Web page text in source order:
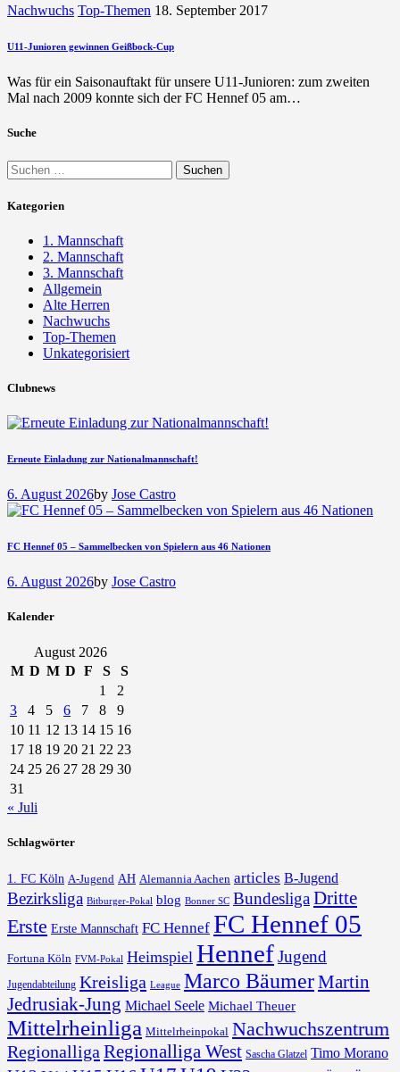
Nachwuchs Top-Themen 18. September 2017
U11-Junioren gewinnen Geißbock-Cup
Was für ein Saisonauftakt für unsere U11-Junioren: zum zweiten
Mal nach 2009 konnte sich der FC Hennef 05 am…
Suche
Suchen
nach:
Kategorien
1. Mannschaft
2. Mannschaft
3. Mannschaft
Allgemein
Alte Herren
Nachwuchs
Top-Themen
Unkategorisiert
Clubnews
Erneute Einladung zur Nationalmannschaft!
6. August 2026by Jose Castro
FC Hennef 05 – Sammelbecken von Spielern aus 46 Nationen
6. August 2026by Jose Castro
Kalender
August 2026
M D M D F S
S
1
2
3
4 5 6 7 8
9
10 11 12 13 14 15 16
17 18 19 20 21 22 23
24 25 26 27 28 29 30
31
« Juli
Schlagwörter
1. FC Köln A-Jugend AH Alemannia Aachen articles B-Jugend
Bezirksliga Bitburger-Pokal blog Bonner SC Bundesliga Dritte
Erste Erste Mannschaft FC Hennef FC Hennef 05
Fortuna Köln FVM-Pokal Heimspiel HennefJugend
Jugendabteilung Kreisliga League Marco BäumerMartin
Jedrusiak-Jung Michael Seele Michael Theuer
Mittelrheinliga Mittelrheinpokal Nachwuchszentrum
Regionalliga Regionalliga West Sascha Glatzel Timo Morano